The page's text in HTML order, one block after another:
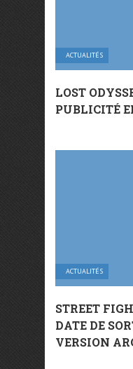
ACTUALITÉS
LOST
PUBLICITÉ
ACTUALITÉS
STREET
DATE DE
VERSION